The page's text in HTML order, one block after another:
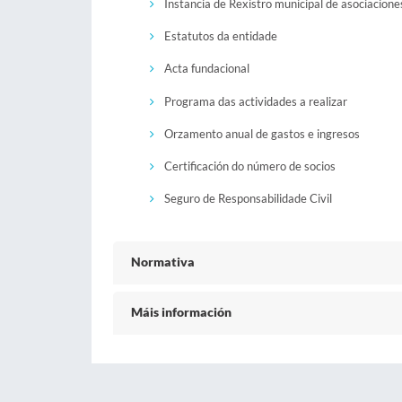
Instancia de Rexistro municipal de
Estatutos da entidade
Acta fundacional
Programa das actividades a realizar
Orzamento anual de gastos e ingresos
Certificación do número de socios
Seguro de Responsabilidade Civil
Normativa
Máis información